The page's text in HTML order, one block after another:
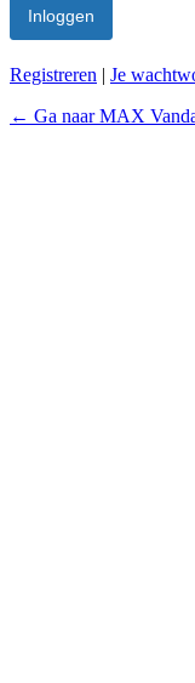
Registreren | Je
← Ga naar MAX